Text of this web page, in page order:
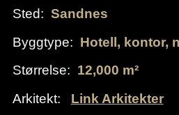
Sted: Sandnes
Byggtype: Hotell, kontor,
Størrelse: 12,000 m²
Arkitekt:
Link Arkitekter